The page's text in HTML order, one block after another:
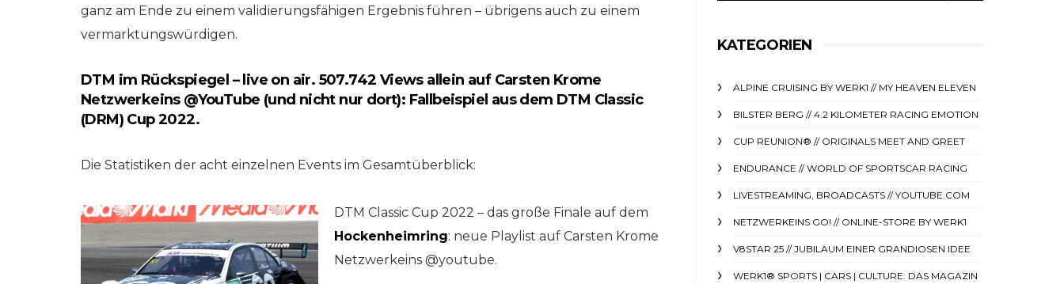
ganz am Ende zu einem validierungsfähigen Ergebnis führen – übrigens auch zu einem
vermarktungswürdigen.
DTM im Rückspiegel – live on air. 507.742 Views allein auf Carsten Krome
Netzwerkeins @YouTube (und nicht nur dort): Fallbeispiel aus dem DTM Classic
(DRM) Cup 2022.
Die Statistiken der acht einzelnen Events im Gesamtüberblick:
DTM Classic Cup 2022 – das große Finale auf dem
Hockenheimring: neue Playlist auf Carsten Krome
Netzwerkeins @youtube.
KATEGORIEN
ALPINE CRUISING BY WERK1 // MY HEAVEN ELEVEN
BILSTER BERG // 4.2 KILOMETER RACING EMOTION
CUP REUNION® // ORIGINALS MEET AND GREET
ENDURANCE // WORLD OF SPORTSCAR RACING
LIVESTREAMING, BROADCASTS // YOUTUBE.COM
NETZWERKEINS GO! // ONLINE-STORE BY WERK1
V8STAR 25 // JUBILÄUM EINER GRANDIOSEN IDEE
WERK1® SPORTS | CARS | CULTURE: DAS MAGAZIN